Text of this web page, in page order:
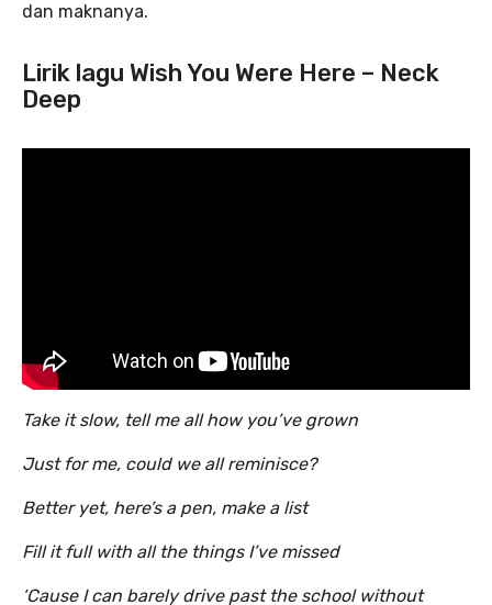
dan maknanya.
Lirik lagu Wish You Were Here – Neck
Deep
Take it slow, tell me all how you’ve grown
Just for me, could we all reminisce?
Better yet, here’s a pen, make a list
Fill it full with all the things I’ve missed
‘Cause I can barely drive past the school without